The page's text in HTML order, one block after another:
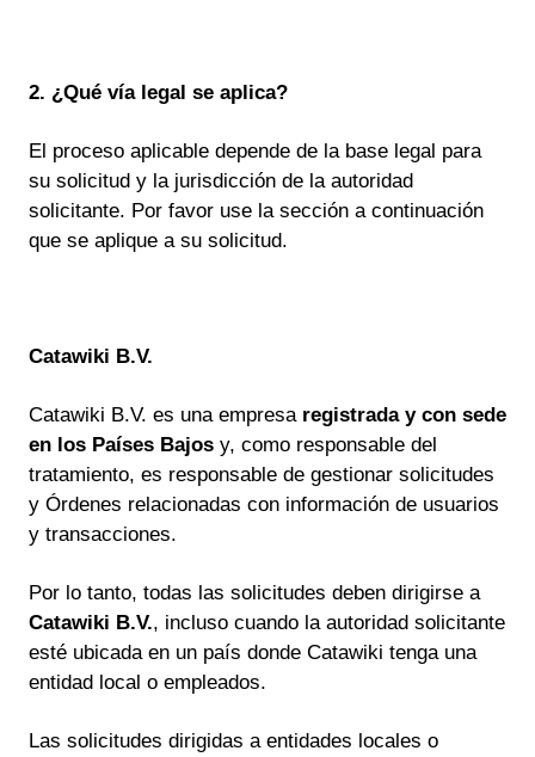
2. ¿Qué vía legal se aplica?
El proceso aplicable depende de la base legal para
su solicitud y la jurisdicción de la autoridad
solicitante. Por favor use la sección a continuación
que se aplique a su solicitud.
Catawiki B.V.
Catawiki B.V. es una empresa registrada y con sede
en los Países Bajos y, como responsable del
tratamiento, es responsable de gestionar solicitudes
y Órdenes relacionadas con información de usuarios
y transacciones.
Por lo tanto, todas las solicitudes deben dirigirse a
Catawiki B.V., incluso cuando la autoridad solicitante
esté ubicada en un país donde Catawiki tenga una
entidad local o empleados.
Las solicitudes dirigidas a entidades locales o